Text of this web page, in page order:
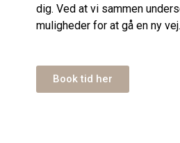
dig. Ved at vi sammen
muligheder for at gå en ny vej.
Book tid her